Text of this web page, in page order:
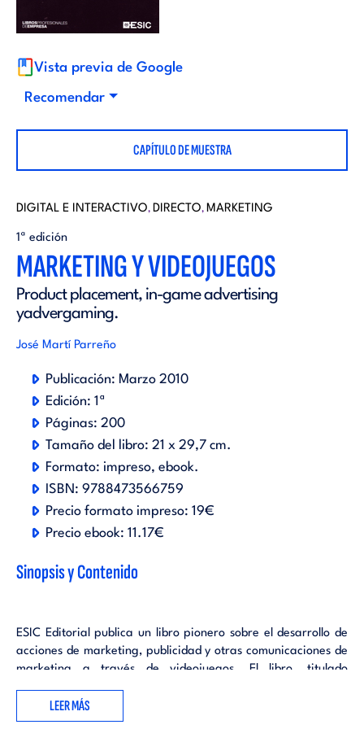
d
t
o
r
i
a
l
a
Vista previa de Google
Recomendar
CAPÍTULO DE MUESTRA
DIGITAL E INTERACTIVO, DIRECTO, MARKETING
1ª edición
MARKETING Y VIDEOJUEGOS
Product placement, in-game advertising
yadvergaming.
José Martí Parreño
Publicación: Marzo 2010
Edición: 1ª
Páginas: 200
Tamaño del libro: 21 x 29,7 cm.
Formato: impreso ebook.
ISBN: 9788473566759
Precio formato impreso: 19€
Precio ebook: 11.17€
Sinopsis y Contenido
ESIC Editorial publica un libro pionero sobre el desarrollo de
acciones de marketing, publicidad y otras comunicaciones de
marketing a través de videojuegos. El libro, titulado
Marketing y Videojuegos: product placement, in-game
advertising y advergaming (Esic, 2010), analiza las
principales estrategias y herramientas que se pueden utilizar
LEER MÁS